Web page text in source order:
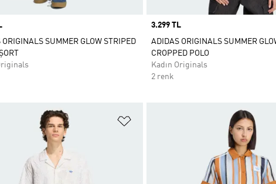
ORIGINALS SUMMER GLOW STRIPED
Price
3.299 TL
ADIDAS ORIGINALS SUMMER
CROPPED POLO
Kadın Originals
2 renk